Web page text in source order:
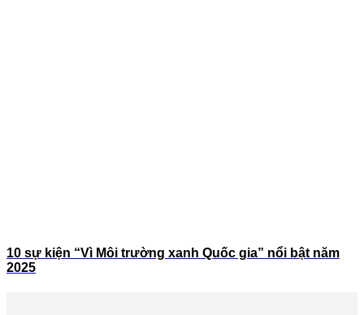
10 sự kiện “Vì Môi trường xanh Quốc gia” nổi bật năm
2025